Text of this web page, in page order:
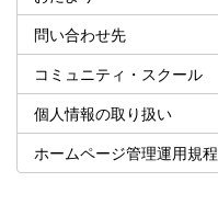
問い合わせ先
コミュニティ・スクール
個人情報の取り扱い
ホームページ管理運用規程